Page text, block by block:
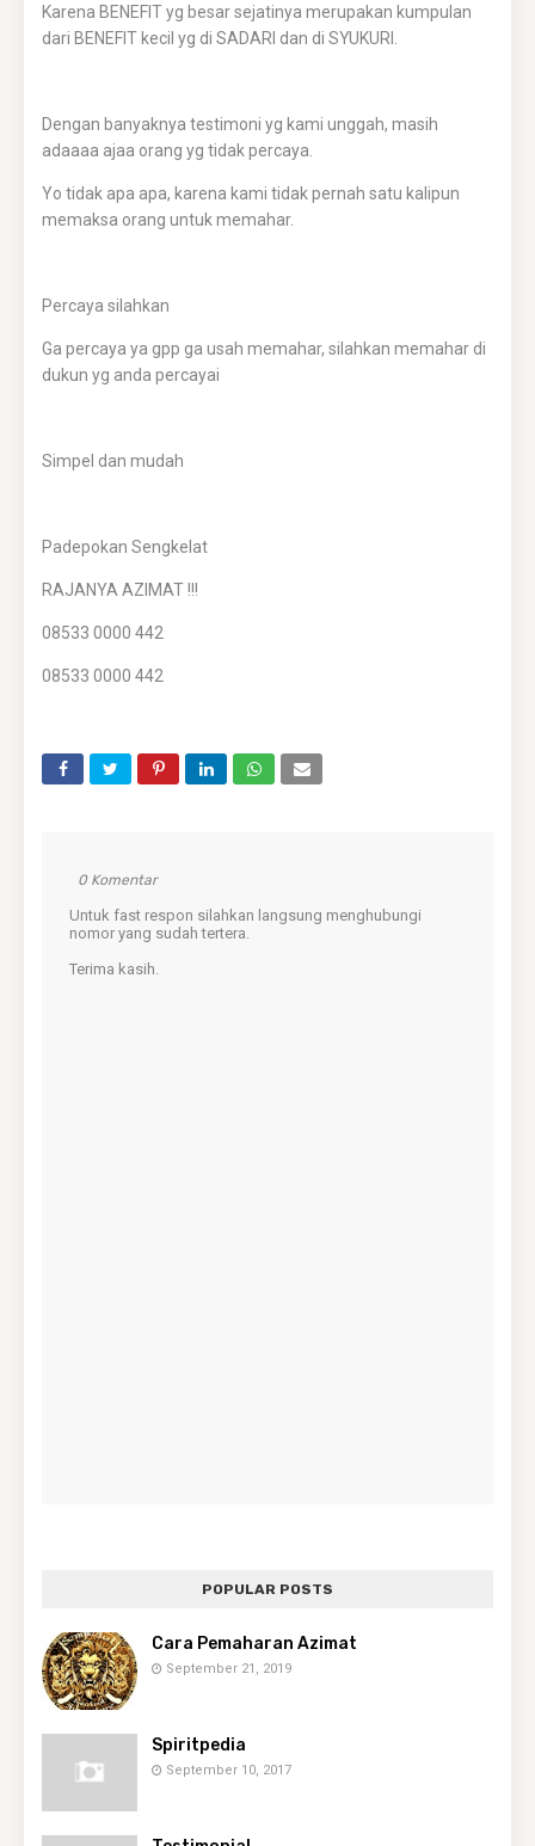
Karena BENEFIT yg besar sejatinya merupakan kumpulan
dari BENEFIT kecil yg di SADARI dan di SYUKURI.
Dengan banyaknya testimoni yg kami unggah, masih
adaaaa ajaa orang yg tidak percaya.
Yo tidak apa apa, karena kami tidak pernah satu kalipun
memaksa orang untuk memahar.
Percaya silahkan
Ga percaya ya gpp ga usah memahar, silahkan memahar di
dukun yg anda percayai
Simpel dan mudah
Padepokan Sengkelat
RAJANYA AZIMAT !!!
08533 0000 442
08533 0000 442
0 Komentar
Untuk fast respon silahkan langsung menghubungi
nomor yang sudah tertera.
Terima kasih.
POPULAR POSTS
Cara Pemaharan Azimat
September 21, 2019
Spiritpedia
September 10, 2017